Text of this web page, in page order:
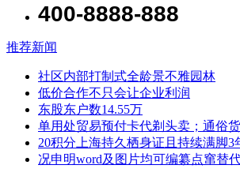
400-8888-888
推荐新闻
社区内部打制式全龄景不雅园林
低价合作不只会让企业利润
东股东户数14.55万
单用处贸易预付卡代剃头卖；通俗
20积分上海持久栖身证且持续满脚3
况申明word及图片均可编纂点窜替